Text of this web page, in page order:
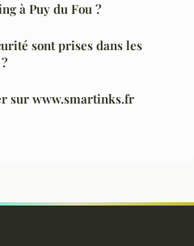
à Puy du Fou ?
sont prises dans les
sur www.smartinks.fr